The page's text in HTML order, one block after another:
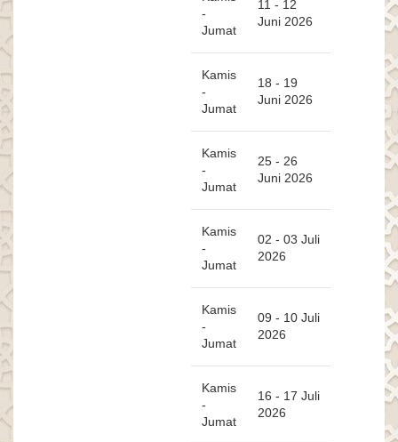
-
Jumat
11 - 12
Juni 2026
Kamis
-
Jumat
18 - 19
Juni 2026
Kamis
-
Jumat
25 - 26
Juni 2026
Kamis
-
Jumat
02 - 03 Juli
2026
Kamis
-
Jumat
09 - 10 Juli
2026
Kamis
-
Jumat
16 - 17 Juli
2026